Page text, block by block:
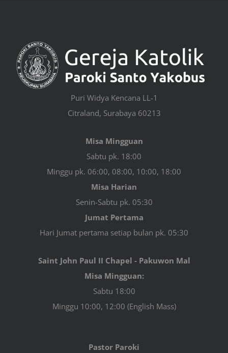
Puri Widya Kencana LL-1
Citraland, Surabaya 60213
Misa Mingguan
Sabtu pk. 18:00
Minggu pk. 06:00, 08:00, 10:00, 18:00
Misa Harian
Senin-Sabtu pk. 05:30
Jumat Pertama
Hari Jumat pertama setiap bulan pk. 05:30
Saint John Paul II Chapel - Pakuwon Mal
Misa Mingguan:
Sabtu 18:00
Minggu 10:00, 12:00 (English Mass)
Pastor Paroki